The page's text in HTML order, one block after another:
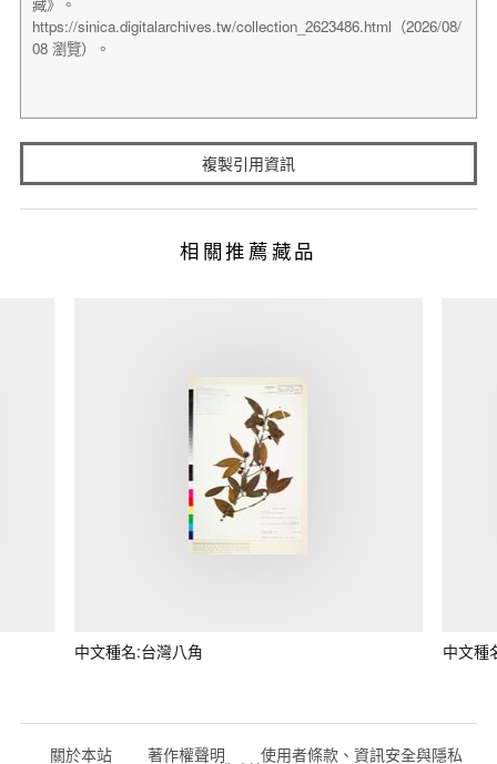
複製引用資訊
相關推薦藏品
中文種名:台灣八角 中文種
關於本站 著作權聲明 使用者條款、資訊安全與隱私